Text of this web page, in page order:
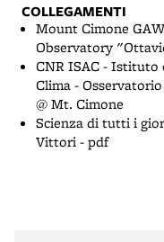
COLLEGAMENTI
Mount Cimone
Observatory
CNR ISAC - Istituto
Clima -
@ Mt. Cimone
Scienza di tutti i
Vittori - pdf